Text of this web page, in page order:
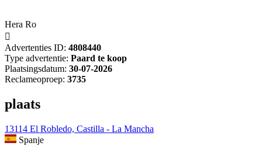
Hera Ro

Advertenties ID: 4808440
Type advertentie: Paard te koop
Plaatsingsdatum: 30-07-2026
Reclameoproep: 3735
plaats
13114 El Robledo, Castilla - La Mancha
Spanje